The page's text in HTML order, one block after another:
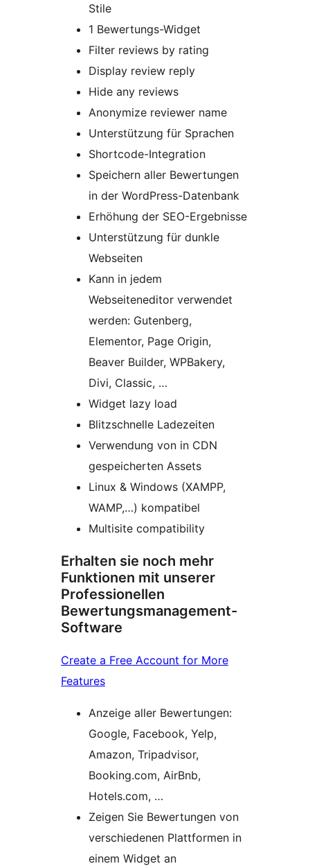
Stile
1 Bewertungs-Widget
Filter reviews by rating
Display review reply
Hide any reviews
Anonymize reviewer name
Unterstützung für Sprachen
Shortcode-Integration
Speichern aller Bewertungen
in der WordPress-Datenbank
Erhöhung der SEO-Ergebnisse
Unterstützung für dunkle
Webseiten
Kann in jedem
Webseiteneditor verwendet
werden: Gutenberg,
Elementor, Page Origin,
Beaver Builder, WPBakery,
Divi, Classic, …
Widget lazy load
Blitzschnelle Ladezeiten
Verwendung von in CDN
gespeicherten Assets
Linux & Windows (XAMPP,
WAMP,…) kompatibel
Multisite compatibility
Erhalten sie noch mehr
Funktionen mit unserer
Professionellen
Bewertungsmanagement-
Software
Create a Free Account for More
Features
Anzeige aller Bewertungen:
Google, Facebook, Yelp,
Amazon, Tripadvisor,
Booking.com, AirBnb,
Hotels.com, …
Zeigen Sie Bewertungen von
verschiedenen Plattformen in
einem Widget an